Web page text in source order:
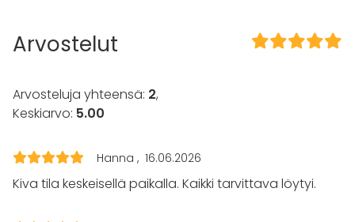
Lisätietoa palveluista ja puitteista
Lisätietoa aktiviteeteista
Lisäpalveluina: unelmapeli, mama blessing
olo, mikä oli tapahtuman kannalta
olennaista.
kulkuyhteydet ja helppo löytää. Aion
jatkossakin hyödyntää Peachy Studios:n
Ilona Saukko / Unelmapelimestari
Arvostelut
Arvosteluja yhteensä: 2,
Keskiarvo: 5.00
Hanna 16.06.2026
Kiva tila keskeisellä paikalla. Kaikki tarvittava löytyi.